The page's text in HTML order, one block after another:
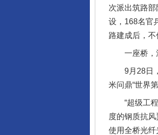
次派出筑路
设，168名官
路建成后，
一座桥，汇
9月28日，
米问鼎“世界
“超级工程”
度的钢质抗
使用全桥光